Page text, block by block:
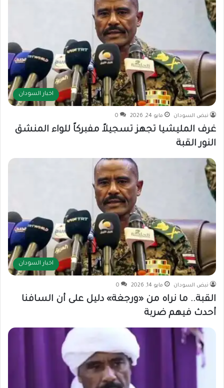
اخبار السودان
نبض السودان مايو 24, 2026 0
غرف المليشيا تجهز تسجيلاً مفبركاً للواء المنشق
النور القبة
اخبار السودان
نبض السودان مايو 14, 2026 0
القبة.. ما نراه من «ورجغة» دليل على أن السافنا
أحدث فيهم ضربة